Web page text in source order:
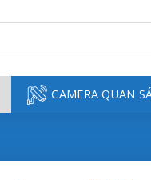
Camera
CAMERA QUAN